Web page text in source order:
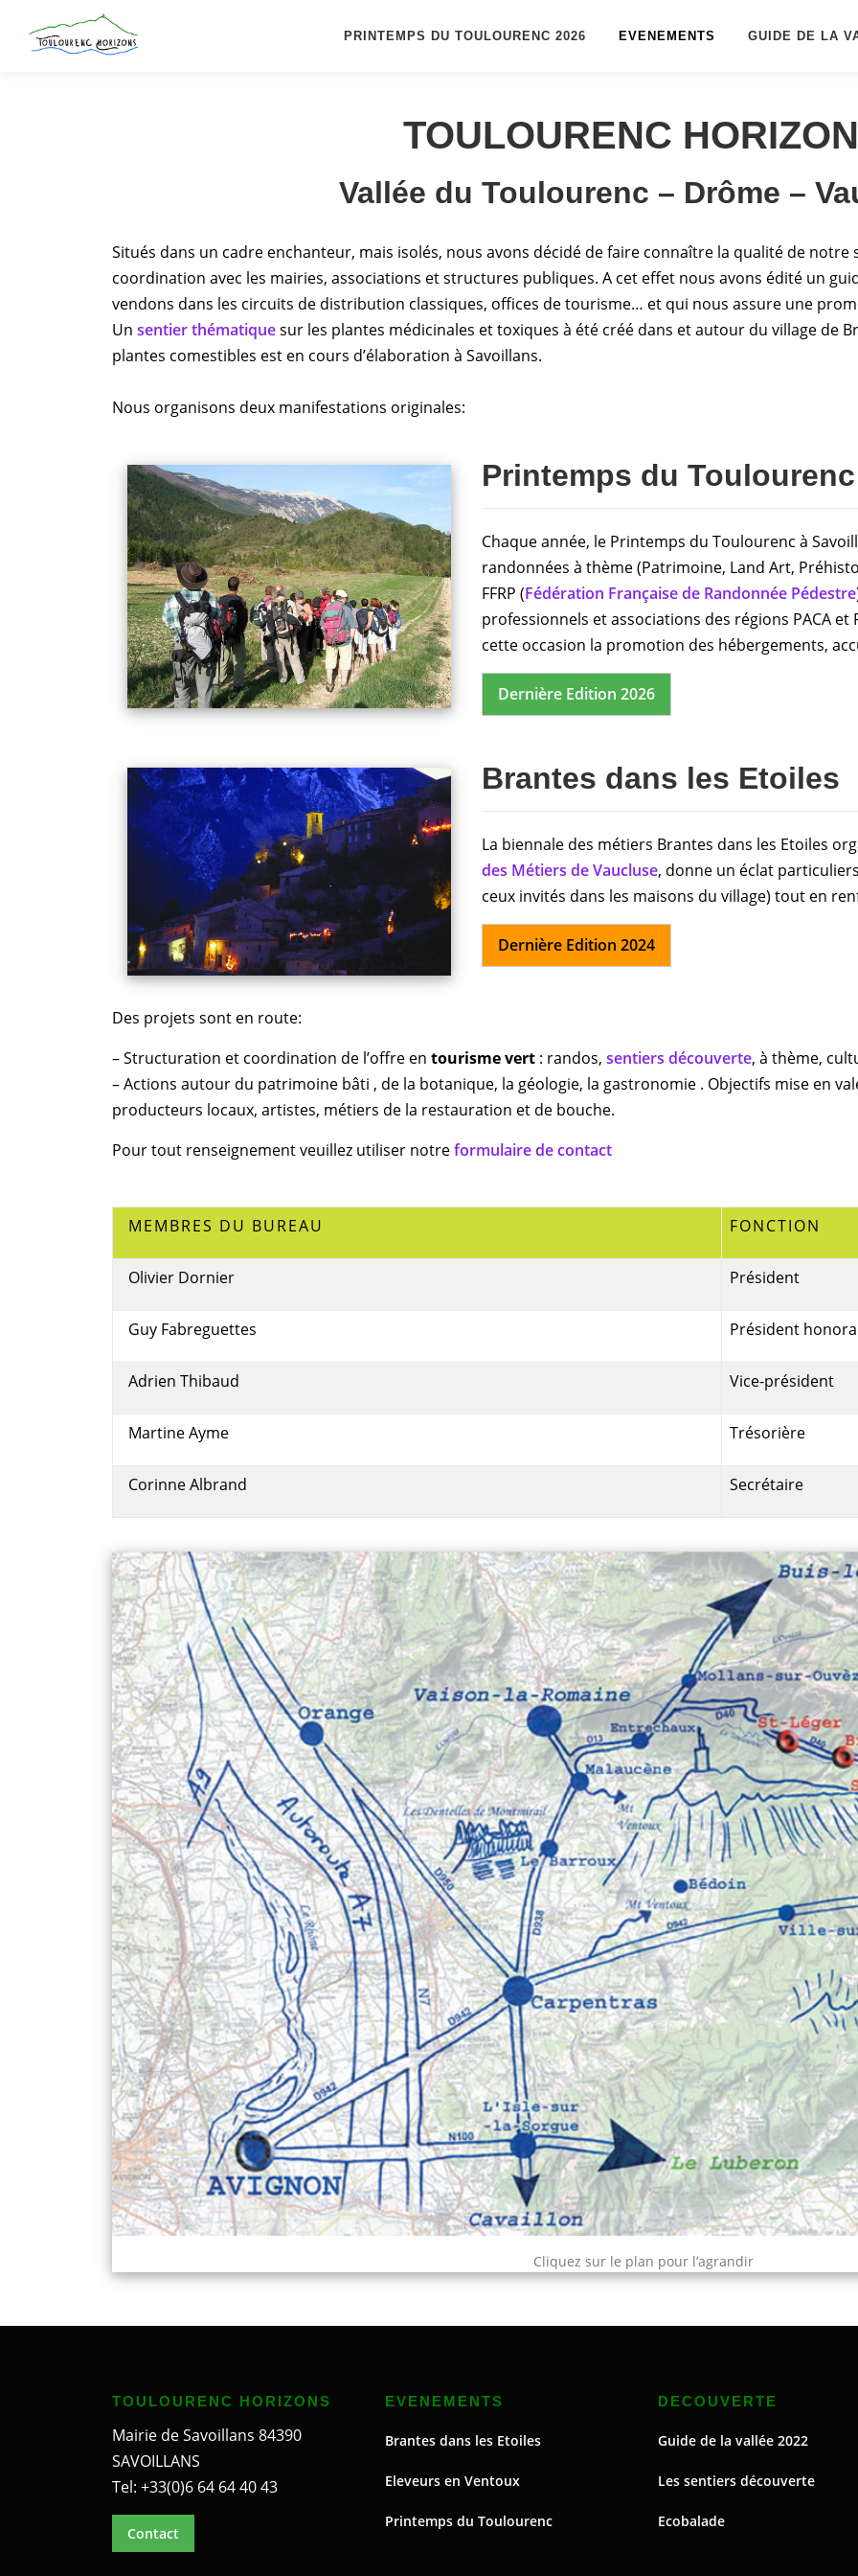
contenu
PRINTEMPS DU TOULOURENC 2026 EVENEMENTS GUIDE DE LA
TOULOURENC
Vallée du Toulourenc – Drôme –
Situés dans un cadre enchanteur, mais isolés, nous avons décidé de faire connaître la qualité de
coordination avec les mairies, associations et structures publiques. A cet effet nous avons édité un
vendons dans les circuits de distribution classiques, offices de tourisme… et qui nous assure une
Un sentier thématiquesur les plantes médicinales et toxiques à été créé dans et autour du village de
plantes comestibles est en cours d’élaboration à Savoillans.
Nous organisons deux manifestations originales:
Printemps du Toulourenc
Chaque année, le Printemps du Toulourenc à
randonnées à thème (Patrimoine, Land Art,
FFRP (Fédération Française de Randonnée Pédestre
professionnels et associations des régions PACA
cette occasion la promotion des hébergements,
Dernière Edition 2026
Brantes dans les Etoiles
La biennale des métiers Brantes dans les Etoiles
des Métiers de Vaucluse, donne un éclat
ceux invités dans les maisons du village) tout en
Dernière Edition 2024
Des projets sont en route:
– Structuration et coordination de l’offre en tourisme vert : randos, sentiers découverte, à thème,
– Actions autour du patrimoine bâti , de la botanique, la géologie, la gastronomie . Objectifs mise en
producteurs locaux, artistes, métiers de la restauration et de bouche.
Pour tout renseignement veuillez utiliser notreformulaire de contact
MEMBRES DU BUREAU FONCTION
Olivier Dornier Président
Guy Fabreguettes Président
Adrien Thibaud Vice-président
Martine Ayme Trésorière
Corinne Albrand Secrétaire
Cliquez sur le plan pour l’agrandir
TOULOURENC HORIZONS
Mairie de Savoillans 84390
SAVOILLANS
Tel: +33(0)6 64 64 40 43
Contact
EVENEMENTS
Brantes dans les Etoiles
Eleveurs en Ventoux
Printemps du Toulourenc
DECOUVERTE
Guide de la vallée 2022
Les sentiers découverte
Ecobalade